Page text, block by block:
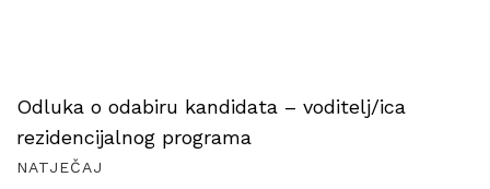
Odluka o odabiru kandidata – voditelj/ica
rezidencijalnog programa
NATJEČAJ